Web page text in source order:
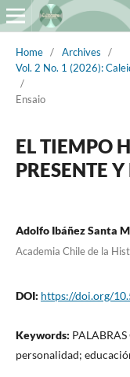
Home / Archives
/
Vol. 2 No. 1 (2026):
/
Ensaio
EL TIEMPO
PRESENTE
Adolfo Ibáñez Santa
Academia Chile de la
DOI: https://doi.org/
Keywords:
personalidad;